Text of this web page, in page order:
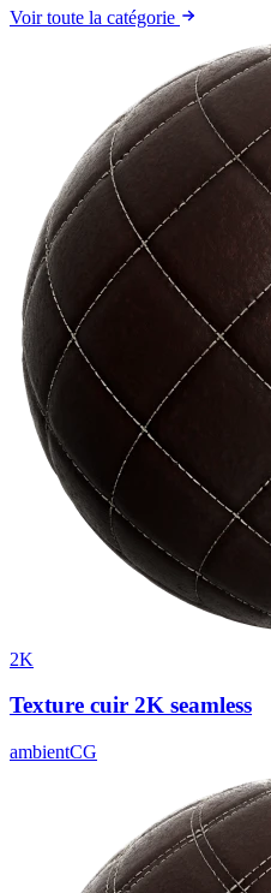
Voir toute la catégorie
2K
Texture cuir 2K seamless
ambientCG